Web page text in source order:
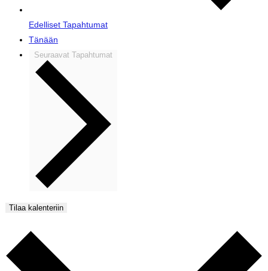
Edelliset Tapahtumat
Tänään
Seuraavat Tapahtumat
Tilaa kalenteriin